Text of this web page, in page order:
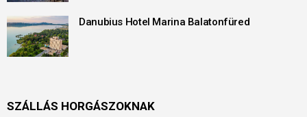
Danubius Hotel Marina Balatonfüred
SZÁLLÁS HORGÁSZOKNAK